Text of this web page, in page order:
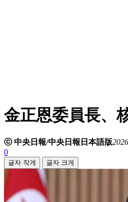
金正恩委員長、
ⓒ 中央日報/中央日報日本語版
0
글자 작게 글자 크게